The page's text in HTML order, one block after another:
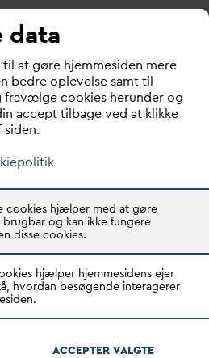
data
at gøre hjemmesiden mere
bedre oplevelse samt til
fravælge cookies herunder og
accept tilbage ved at klikke
siden.
cookies hjælper med at gøre
brugbar og kan ikke fungere
disse cookies.
hjælper hjemmesidens ejer
hvordan besøgende interagerer
ACCEPTERVALGTE